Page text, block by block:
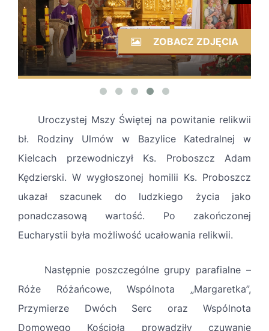
ZOBACZ ZDJĘCIA
Uroczystej Mszy Świętej na powitanie relikwii
bł. Rodziny Ulmów w Bazylice Katedralnej w
Kielcach przewodniczył Ks. Proboszcz Adam
Kędzierski. W wygłoszonej homilii Ks. Proboszcz
ukazał szacunek do ludzkiego życia jako
ponadczasową wartość. Po zakończonej
Eucharystii była możliwość ucałowania relikwii.
Następnie poszczególne grupy parafialne –
Róże Różańcowe, Wspólnota „Margaretka”,
Przymierze Dwóch Serc oraz Wspólnota
Domowego Kościoła prowadziły czuwanie